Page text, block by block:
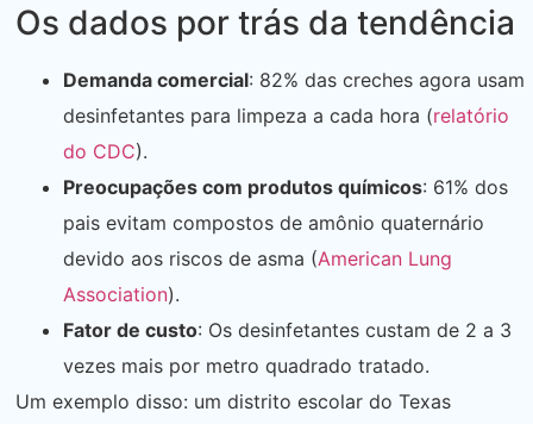
Os dados por trás da tendência
Demanda comercial: 82% das creches agora usam
desinfetantes para limpeza a cada hora (relatório
do CDC).
Preocupações com produtos químicos: 61% dos
pais evitam compostos de amônio quaternário
devido aos riscos de asma (American Lung
Association).
Fator de custo: Os desinfetantes custam de 2 a 3
vezes mais por metro quadrado tratado.
Um exemplo disso: um distrito escolar do Texas